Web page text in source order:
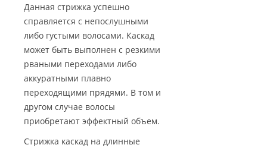
Данная стрижка успешно
справляется с непослушными
либо густыми волосами. Каскад
может быть выполнен с резкими
рваными переходами либо
аккуратными плавно
переходящими прядями. В том и
другом случае волосы
приобретают эффектный объем.
Стрижка каскад на длинные